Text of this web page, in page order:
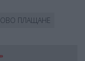
ПЛАЩАНЕ